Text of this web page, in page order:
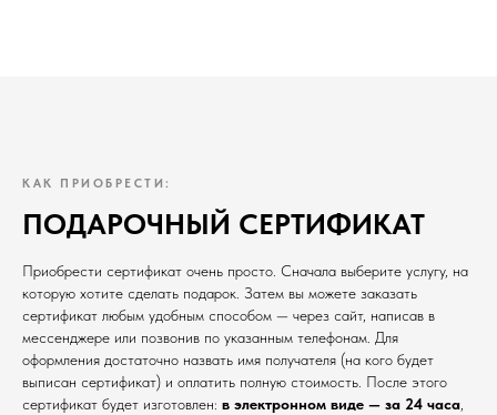
КАК ПРИОБРЕСТИ:
ПОДАРОЧНЫЙ СЕРТИФИКАТ
Приобрести сертификат очень просто. Сначала выберите услугу, на
которую хотите сделать подарок. Затем вы можете заказать
сертификат любым удобным способом — через сайт, написав в
мессенджере или позвонив по указанным телефонам. Для
оформления достаточно назвать имя получателя (на кого будет
выписан сертификат) и оплатить полную стоимость. После этого
сертификат будет изготовлен: в электронном виде — за 24 часа